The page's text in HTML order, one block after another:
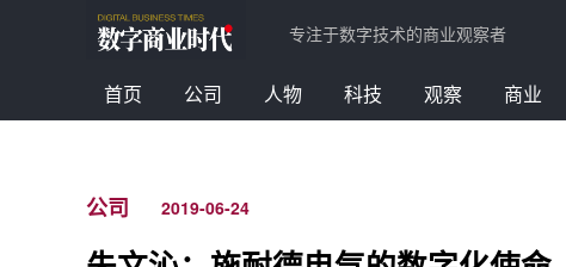
专注于数字技术的商业观察者
首页 公司 人物 科技 观察 商业
公司 2019-06-24